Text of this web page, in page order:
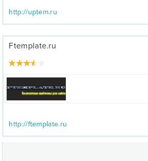
http://uptem.ru
Ftemplate.ru
http://ftemplate.ru